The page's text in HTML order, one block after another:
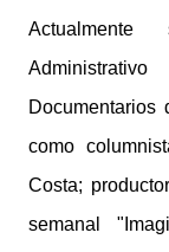
como
Costa;
semanal